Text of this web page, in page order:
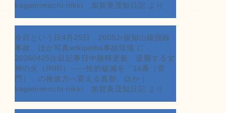
kagamimochi-nikki 加賀美茂知日記 より
今日という日4月25日 2005Jr福知山線脱線
事故、ほか写真wikipedia事故現場 に
20260425注目記事日中随時更新 逆襲する女
神の火（INRI）――性的破滅を「16番（雷
門）」の推進力へ変える真智、ほか｜
kagamimochi-nikki 加賀美茂知日記 より